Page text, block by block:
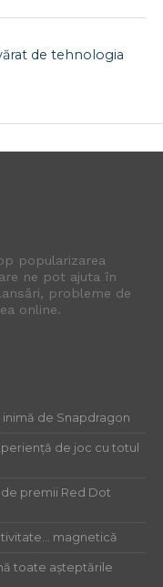
de tehnologia
popularizarea
ne pot ajuta în
probleme de
online.
inimă de Snapdragon
de joc cu totul
de premii Red Dot
magnetică
toate așteptările